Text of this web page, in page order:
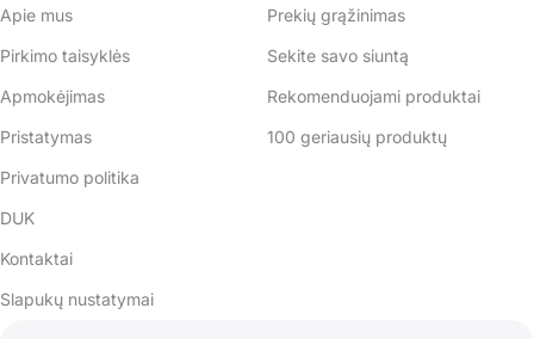
Apie mus
Pirkimo taisyklės
Apmokėjimas
Pristatymas
Privatumo politika
DUK
Kontaktai
Slapukų nustatymai
Prekių grąžinimas
Sekite savo siuntą
Rekomenduojami produktai
100 geriausių produktų